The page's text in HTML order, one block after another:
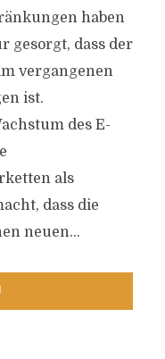
haben
gesorgt, dass der
vergangenen
ist.
des E-
als
dass die
neuen...